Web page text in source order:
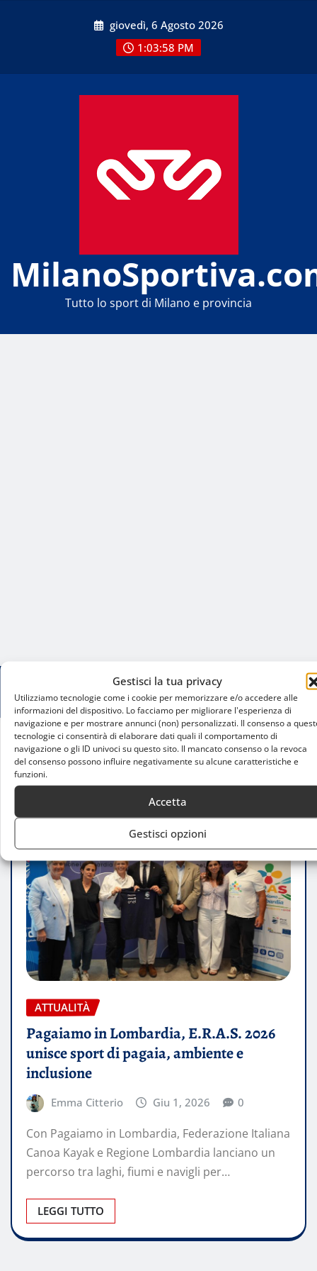
Gestisci la tua privacy
Utilizziamo tecnologie come i cookie per memorizzare e/o accedere alle
informazioni del dispositivo. Lo facciamo per migliorare l'esperienza di
navigazione e per mostrare annunci (non) personalizzati. Il consenso a
tecnologie ci consentirà di elaborare dati quali il comportamento di
navigazione o gli ID univoci su questo sito. Il mancato consenso o la revoca
del consenso possono influire negativamente su alcune caratteristiche e
funzioni.
Accetta
Gestisci opzioni
giovedì, 6 Agosto 2026
1:03:58 PM
Tutto lo sport di Milano e provincia
Home
Pagaiamo in Lombardia, E.R.A.S. 2026 unisce sport
di pagaia, ambiente e inclusione
ATTUALITÀ
Pagaiamo in Lombardia, E.R.A.S. 2026
unisce sport di pagaia, ambiente e
inclusione
Emma Citterio Giu 1, 2026 0
Con Pagaiamo in Lombardia, Federazione Italiana
Canoa Kayak e Regione Lombardia lanciano un
percorso tra laghi, fiumi e navigli per…
LEGGI TUTTO